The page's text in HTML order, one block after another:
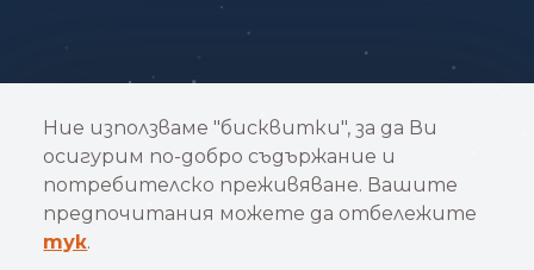
Ние използваме "бисквитки", за да Ви
осигурим по-добро съдържание и
потребителско преживяване. Вашите
предпочитания можете да отбележите
тук.